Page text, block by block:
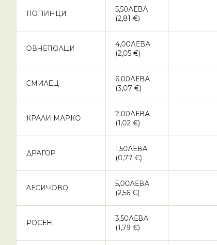
ПОПИНЦИ
5,50ЛЕВА
(2,81 €)
ОВЧЕПОЛЦИ
4,00ЛЕВА
(2,05 €)
СМИЛЕЦ
6,00ЛЕВА
(3,07 €)
КРАЛИ МАРКО
2,00ЛЕВА
(1,02 €)
ДРАГОР
1,50ЛЕВА
(0,77 €)
ЛЕСИЧОВО
5,00ЛЕВА
(2,56 €)
РОСЕН
3,50ЛЕВА
(1,79 €)